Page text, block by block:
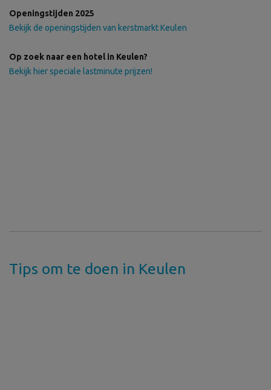
Openingstijden 2025
Bekijk de openingstijden van kerstmarkt Keulen
Op zoek naar een hotel in Keulen?
Bekijk hier speciale lastminute prijzen!
Tips om te doen in Keulen